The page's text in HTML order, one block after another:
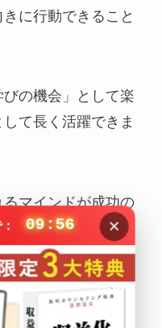
に行動できること
の機会」として楽
て長く活躍できま
マインドが成功の
09:55 ×